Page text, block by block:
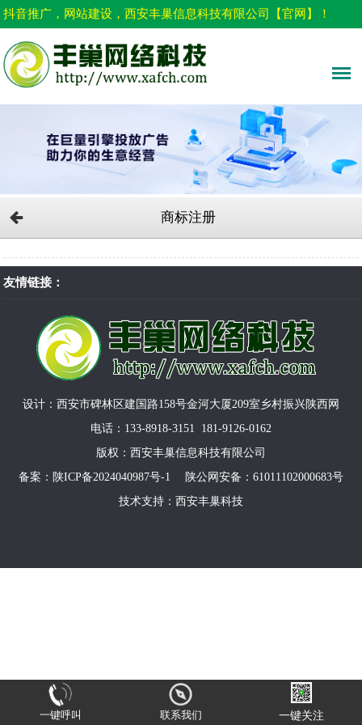
抖音推广，网站建设，西安丰巢信息科技有限公司【官网】！
商标注册
友情链接：
设计：西安市碑林区建国路158号金河大厦209室乡村振兴陕西网
电话：133-8918-3151 181-9126-0162
版权：西安丰巢信息科技有限公司
备案： 陕ICP备2024040987号-1 陕公网安备： 61011102000683号
技术支持： 西安丰巢科技
一键呼叫 联系我们 一键关注